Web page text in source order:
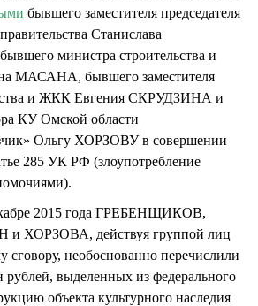
бывшего заместителя председателя
Станислава
министра строительства и
МАСАНА, бывшего заместителя
и ЖКК Евгения СКРУДЗИНА и
КУ Омской области
Ольгу ХОРЗОВУ в совершении
285 УК РФ (злоупотребление
2015 года ГРЕБЕНЩИКОВ,
ХОРЗОВА, действуя группой лиц
сговору, необоснованно перечислили
рублей, выделенных из федерального
объекта культурного наследия